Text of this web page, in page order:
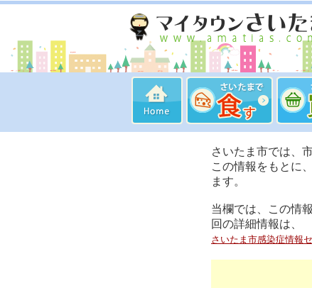
さいたま市では、
この情報をもとに
ます。
当欄では、この情
回の詳細情報は、
さいたま市感染症情報